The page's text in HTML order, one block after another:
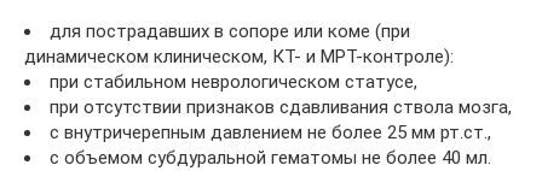
для пострадавших в сопоре или коме (при
динамическом клиническом, КТ- и МРТ-контроле):
при стабильном неврологическом статусе,
при отсутствии признаков сдавливания ствола мозга,
с внутричерепным давлением не более 25 мм рт.ст.,
с объемом субдуральной гематомы не более 40 мл.